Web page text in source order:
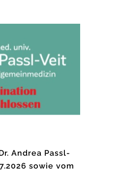
Andrea Passl-
sowie vom